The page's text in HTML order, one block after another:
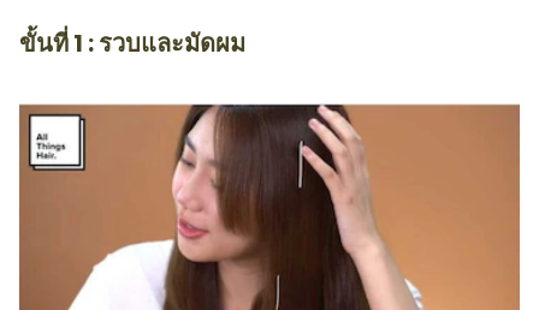
ขั้นที่ 1 : รวบและมัดผม